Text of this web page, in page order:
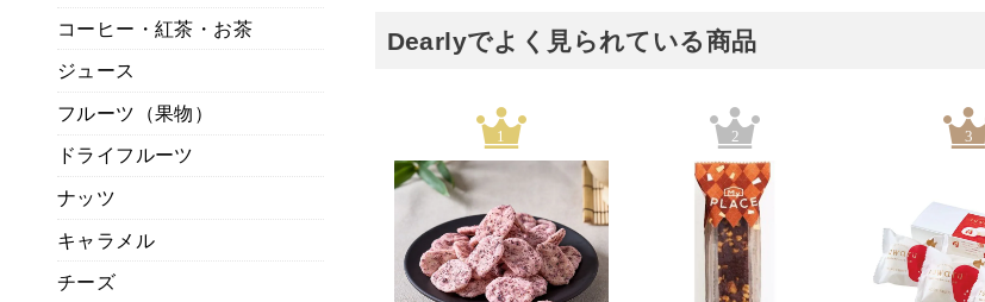
Dearlyでよく見られている商品
1 2 3
コーヒー・紅茶・お茶
ジュース
フルーツ（果物）
ドライフルーツ
ナッツ
キャラメル
チーズ